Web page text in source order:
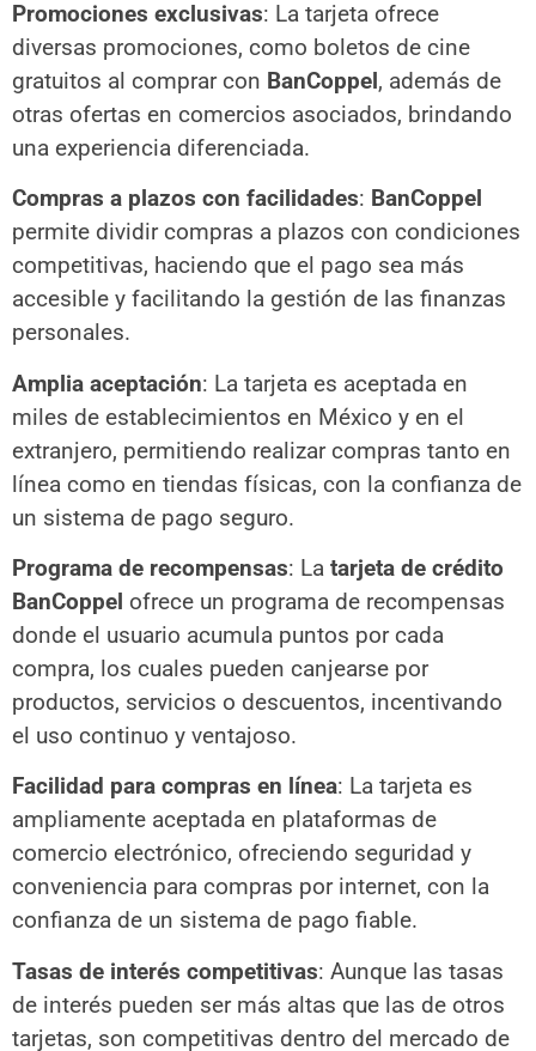
Promociones exclusivas: La tarjeta ofrece
diversas promociones, como boletos de cine
gratuitos al comprar con BanCoppel, además de
otras ofertas en comercios asociados, brindando
una experiencia diferenciada.
Compras a plazos con facilidades: BanCoppel
permite dividir compras a plazos con condiciones
competitivas, haciendo que el pago sea más
accesible y facilitando la gestión de las finanzas
personales.
Amplia aceptación: La tarjeta es aceptada en
miles de establecimientos en México y en el
extranjero, permitiendo realizar compras tanto en
línea como en tiendas físicas, con la confianza de
un sistema de pago seguro.
Programa de recompensas: La tarjeta de crédito
BanCoppel ofrece un programa de recompensas
donde el usuario acumula puntos por cada
compra, los cuales pueden canjearse por
productos, servicios o descuentos, incentivando
el uso continuo y ventajoso.
Facilidad para compras en línea: La tarjeta es
ampliamente aceptada en plataformas de
comercio electrónico, ofreciendo seguridad y
conveniencia para compras por internet, con la
confianza de un sistema de pago fiable.
Tasas de interés competitivas: Aunque las tasas
de interés pueden ser más altas que las de otros
tarjetas, son competitivas dentro del mercado de